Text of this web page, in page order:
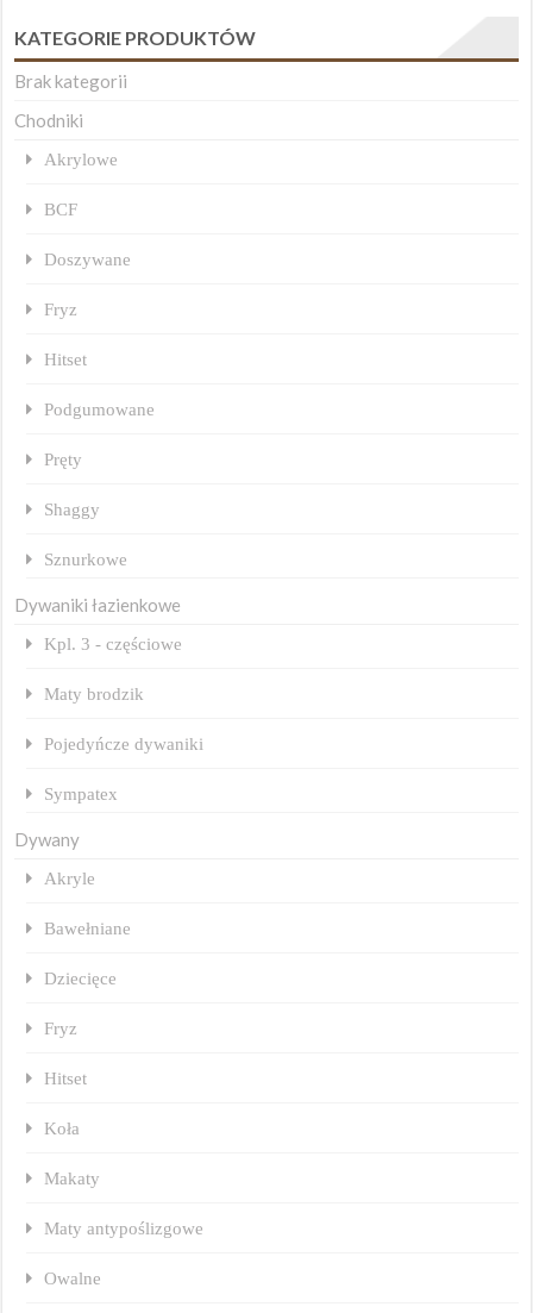
KATEGORIE PRODUKTÓW
Brak kategorii
Chodniki
Akrylowe
BCF
Doszywane
Fryz
Hitset
Podgumowane
Pręty
Shaggy
Sznurkowe
Dywaniki łazienkowe
Kpl. 3 - częściowe
Maty brodzik
Pojedyńcze dywaniki
Sympatex
Dywany
Akryle
Bawełniane
Dziecięce
Fryz
Hitset
Koła
Makaty
Maty antypoślizgowe
Owalne